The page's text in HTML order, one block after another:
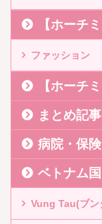
【ホーチ
ファッション
【ホーチ
まとめ記事
病院・保
ベトナム
Vung Tau(ブン